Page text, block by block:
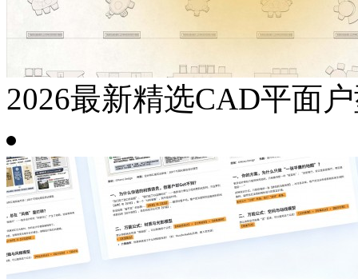
2026最新精选CAD平面